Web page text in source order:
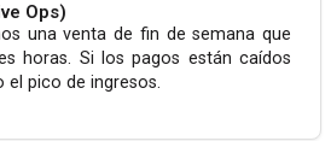
Ops)
una venta de fin de semana que
horas. Si los pagos están caídos
el pico de ingresos.